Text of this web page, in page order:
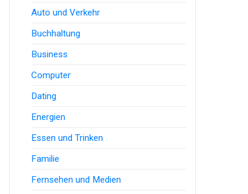
Auto und Verkehr
Buchhaltung
Business
Computer
Dating
Energien
Essen und Trinken
Familie
Fernsehen und Medien